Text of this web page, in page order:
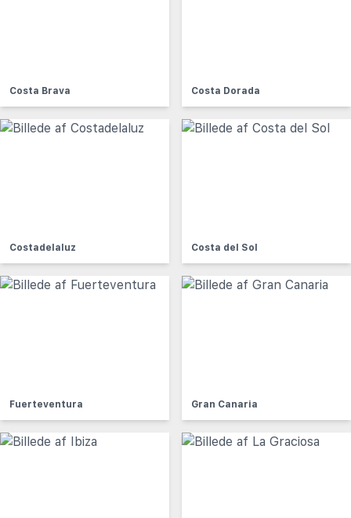
Costa Brava Costa Dorada
Costadelaluz Costa del Sol
Fuerteventura Gran Canaria